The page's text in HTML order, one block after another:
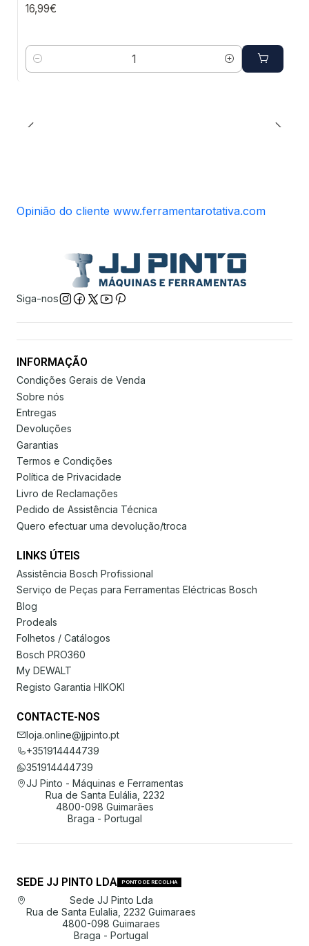
16,99€
Quantidade
Opinião do cliente www.ferramentarotativa.com
Siga-nos
INFORMAÇÃO
Condições Gerais de Venda
Sobre nós
Entregas
Devoluções
Garantias
Termos e Condições
Política de Privacidade
Livro de Reclamações
Pedido de Assistência Técnica
Quero efectuar uma devolução/troca
LINKS ÚTEIS
Assistência Bosch Profissional
Serviço de Peças para Ferramentas Eléctricas Bosch
Blog
Prodeals
Folhetos / Catálogos
Bosch PRO360
My DEWALT
Registo Garantia HIKOKI
CONTACTE-NOS
loja.online@jjpinto.pt
+351914444739
351914444739
JJ Pinto - Máquinas e Ferramentas
Rua de Santa Eulália, 2232
4800-098 Guimarães
Braga - Portugal
SEDE JJ PINTO LDA PONTO DE RECOLHA
Sede JJ Pinto Lda
Rua de Santa Eulalia, 2232 Guimaraes
4800-098 Guimaraes
Braga - Portugal